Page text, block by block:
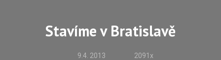
Stavíme v Bratislavě
9.4. 2013 2091x